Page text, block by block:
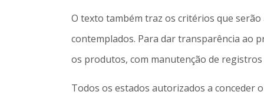
O texto também traz os critérios que
contemplados. Para dar transparência ao
os produtos, com manutenção de
Todos os estados autorizados a conceder